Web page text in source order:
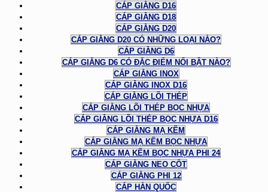
CÁP GIẰNG D16
CÁP GIẰNG D18
CÁP GIẰNG D20
CÁP GIẰNG D20 CÓ NHỮNG LOẠI NÀO?
CÁP GIẰNG D6
CÁP GIẰNG D6 CÓ ĐẶC ĐIỂM NỔI BẬT NÀO?
CÁP GIẰNG INOX
CÁP GIẰNG INOX D16
CÁP GIẰNG LÕI THÉP
CÁP GIẰNG LÕI THÉP BỌC NHỰA
CÁP GIẰNG LÕI THÉP BỌC NHỰA D16
CÁP GIẰNG MẠ KẼM
CÁP GIẰNG MẠ KẼM BỌC NHỰA
CÁP GIẰNG MẠ KẼM BỌC NHỰA PHI 24
CÁP GIẰNG NEO CỘT
CÁP GIẰNG PHI 12
CÁP HÀN QUỐC